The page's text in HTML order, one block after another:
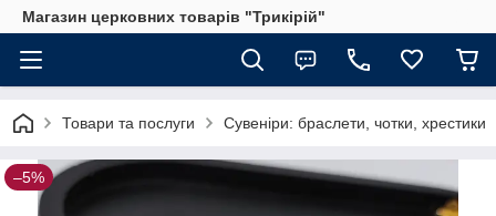
Магазин церковних товарів "Трикірій"
Товари та послуги Сувеніри: браслети, чотки, хрестики
–5%